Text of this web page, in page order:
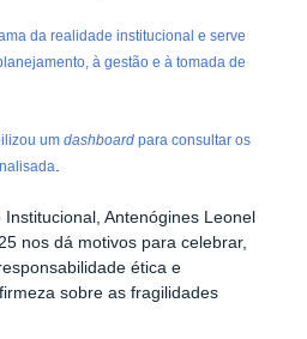
da realidade institucional e serve
à gestão e à tomada de
um dashboard para consultar os
.
Antenógines Leonel
nos dá motivos para celebrar,
ética e
sobre as fragilidades